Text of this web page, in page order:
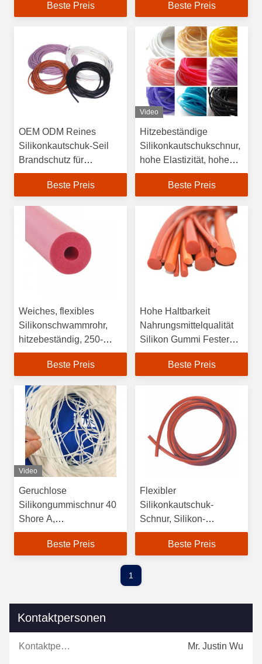
Witterungsbeständigkeit,
Beste Preis
Beste Preis
OEM ODM Reines
Silikonkautschuk-Seil
Brandschutz für
Wasseraufbereitungsanlagen
Beste Preis
Video
Hitzebeständige
Silikonkautschukschnur,
hohe Elastizität, hohe
Festigkeit, lange
LebensdauerBeste Preis
Weiches, flexibles
Silikonschwammrohr,
hitzebeständig, 250-
400% Dehnung
Beste Preis
Hohe Haltbarkeit
Nahrungsmittelqualität
Silikon Gummi Fester
Schnurstreifen Flexibel
zum Abdichten und
Beste Preis
Video
Geruchlose
Silikongummischnur 40
Shore A,
alterungsbeständig,
vibrationsfestBeste Preis
Flexibler
Silikonkautschuk-
Schnur, Silikon-
Vollgummiseil für
Schalldämmung
Beste Preis
1
Kontaktpersonen
Kontaktpersonen: Mr. Justin Wu